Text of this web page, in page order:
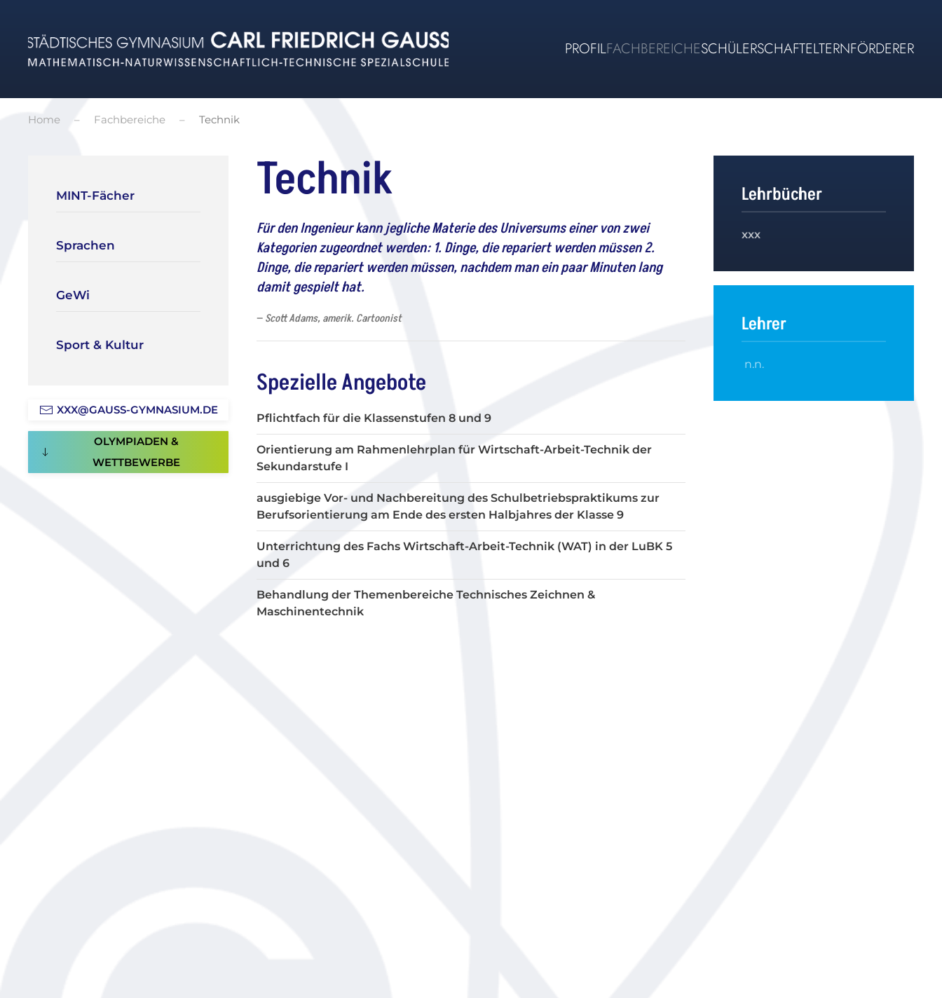
Zum Hauptinhalt springen PROFILFACHBEREICHESCHÜLERSCHAFTELTERNFÖRDERER
Home Fachbereiche Technik
MINT-Fächer
Sprachen
GeWi
Sport & Kultur
XXX@GAUSS-GYMNASIUM.DE
OLYMPIADEN &
WETTBEWERBE
Technik
Für den Ingenieur kann jegliche Materie des Universums einer von zwei
Kategorien zugeordnet werden: 1. Dinge, die repariert werden müssen 2.
Dinge, die repariert werden müssen, nachdem man ein paar Minuten lang
damit gespielt hat.
Scott Adams, amerik. Cartoonist
Spezielle Angebote
Pflichtfach für die Klassenstufen 8 und 9
Orientierung am Rahmenlehrplan für Wirtschaft-Arbeit-Technik der
Sekundarstufe I
ausgiebige Vor- und Nachbereitung des Schulbetriebspraktikums zur
Berufsorientierung am Ende des ersten Halbjahres der Klasse 9
Unterrichtung des Fachs Wirtschaft-Arbeit-Technik (WAT) in der LuBK 5
und 6
Behandlung der Themenbereiche Technisches Zeichnen &
Maschinentechnik
Lehrbücher
xxx
Lehrer
n.n.